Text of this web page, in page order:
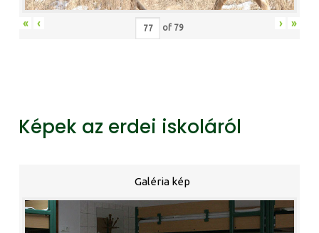
« ‹ of 79 › »
Képek az erdei iskoláról
Galéria kép